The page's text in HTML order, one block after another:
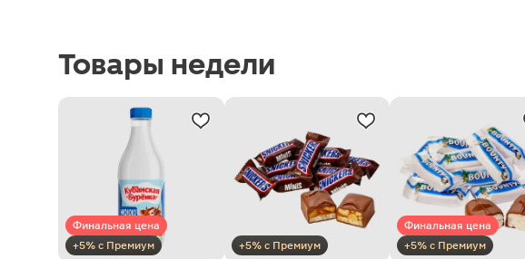
Товары недели
Финальная цена
+5% с Премиум
+5% с Премиум
Финальная цена
+5% с Премиум